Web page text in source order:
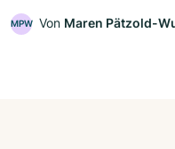
MPW Von Maren Pätzold-